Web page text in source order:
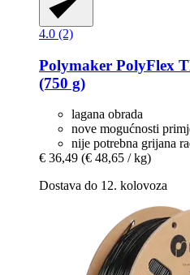
4.0 (2)
Polymaker PolyFlex
(750 g)
lagana obrada
nove mogućnosti
nije potrebna grijana
€ 36,49 (€ 48,65 / kg)
Dostava do 12. kolovoza